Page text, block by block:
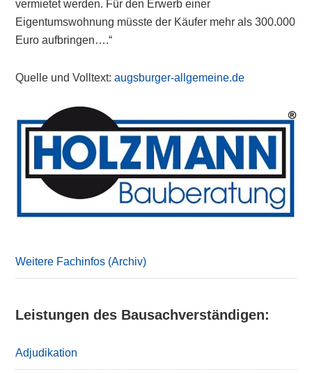
vermietet werden. Für den Erwerb einer
Eigentumswohnung müsste der Käufer mehr als 300.000
Euro aufbringen….“
Quelle und Volltext:augsburger-allgemeine.de
Primary
Sidebar
Weitere Fachinfos (Archiv)
Leistungen des Bausachverständigen:
Adjudikation